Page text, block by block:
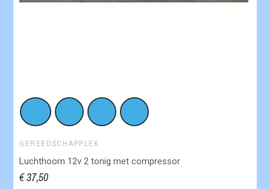
GEREEDSCHAPPLEK
Luchthoorn 12v 2 tonig met compressor
€ 37,50